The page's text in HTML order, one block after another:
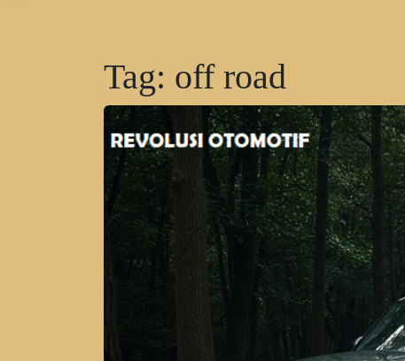
Tag: off road